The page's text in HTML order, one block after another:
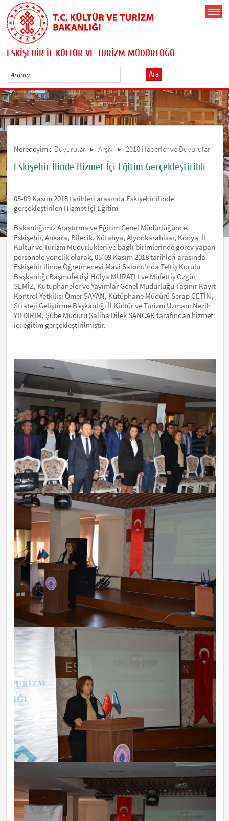
ESKİŞEHİR İL KÜLTÜR VE TURİZM MÜDÜRLÜĞÜ
Ara
Neredeyim : Duyurular Arşiv 2018 Haberler ve Duyurular
Eskişehir İlinde Hizmet İçi Eğitim Gerçekleştirildi
05-09 Kasım 2018 tarihleri arasında Eskişehir ilinde
gerçekleştirilen Hizmet İçi Eğitim
Bakanlığımız Araştırma ve Eğitim Genel Müdürlüğünce,
Eskişehir, Ankara, Bilecik, Kütahya, Afyonkarahisar, Konya İl
Kültür ve Turizm Müdürlükleri ve bağlı birimlerinde görev yapan
personele yönelik olarak, 05-09 Kasım 2018 tarihleri arasında
Eskişehir ilinde Öğretmenevi Mavi Salonu’nda Teftiş Kurulu
Başkanlığı Başmüfettişi Hülya MURATLI ve Müfettiş Özgür
SEMİZ, Kütüphaneler ve Yayımlar Genel Müdürlüğü Taşınır Kayıt
Kontrol Yetkilisi Ömer SAYAN, Kütüphane Müdürü Serap ÇETİN,
Strateji Geliştirme Başkanlığı İl Kültür ve Turizm Uzmanı Nezih
YILDIRIM, Şube Müdürü Saliha Dilek SANCAR tarafından hizmet
içi eğitim gerçekleştirilmiştir.